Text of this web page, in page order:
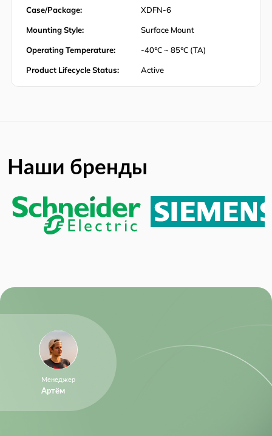
Case/Package: XDFN-6
Mounting Style: Surface Mount
Operating Temperature: -40℃ ~ 85℃ (TA)
Product Lifecycle Status: Active
Наши бренды
Менеджер
Артём